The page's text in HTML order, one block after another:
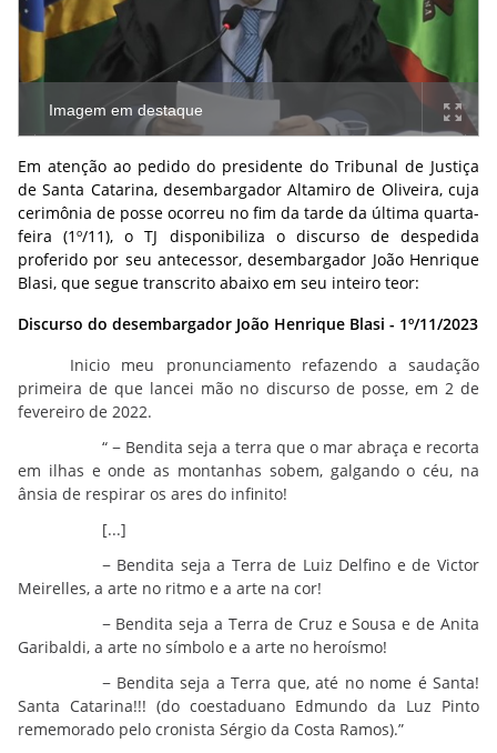
Imagem em destaque
Em atenção ao pedido do presidente do Tribunal de Justiça
de Santa Catarina, desembargador Altamiro de Oliveira, cuja
cerimônia de posse ocorreu no fim da tarde da última quarta-
feira (1º/11), o TJ disponibiliza o discurso de despedida
proferido por seu antecessor, desembargador João Henrique
Blasi, que segue transcrito abaixo em seu inteiro teor:
Discurso do desembargador João Henrique Blasi - 1º/11/2023
Inicio meu pronunciamento refazendo a saudação
primeira de que lancei mão no discurso de posse, em 2 de
fevereiro de 2022.
“ − Bendita seja a terra que o mar abraça e recorta
em ilhas e onde as montanhas sobem, galgando o céu, na
ânsia de respirar os ares do infinito!
[...]
− Bendita seja a Terra de Luiz Delfino e de Victor
Meirelles, a arte no ritmo e a arte na cor!
− Bendita seja a Terra de Cruz e Sousa e de Anita
Garibaldi, a arte no símbolo e a arte no heroísmo!
− Bendita seja a Terra que, até no nome é Santa!
Santa Catarina!!! (do coestaduano Edmundo da Luz Pinto
rememorado pelo cronista Sérgio da Costa Ramos).”